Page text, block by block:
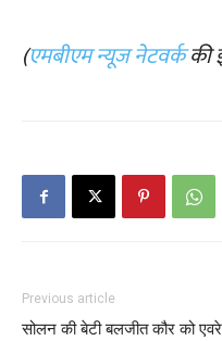
(एमबीएम न्यूज नेटवर्ककी
Previous article
सोलन की बेटी बलजीत कौर को